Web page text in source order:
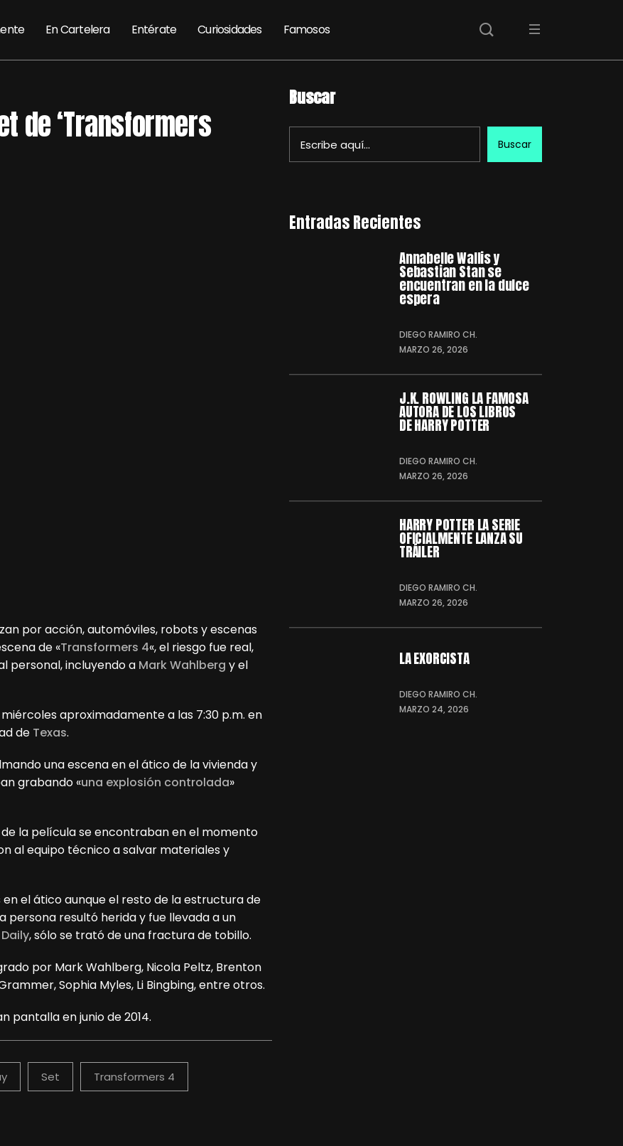
En Cartelera Entérate Curiosidades Famosos
de ‘Transformers
por acción, automóviles, robots y escenas
de «Transformers 4«, el riesgo fue real,
personal, incluyendo a Mark Wahlberg y el
aproximadamente a las 7:30 p.m. en
de Texas.
una escena en el ático de la vivienda y
grabando «una explosión controlada»
la película se encontraban en el momento
al equipo técnico a salvar materiales y
el ático aunque el resto de la estructura de
persona resultó herida y fue llevada a un
, sólo se trató de una fractura de tobillo.
por Mark Wahlberg, Nicola Peltz, Brenton
Sophia Myles, Li Bingbing, entre otros.
pantalla en junio de 2014.
Set Transformers 4
Buscar
Buscar
Entradas Recientes
Annabelle Wallis y
Sebastian Stan se
encuentran en la dulce
espera
DIEGO RAMIRO CH.
MARZO 26, 2026
J.K. ROWLING LA FAMOSA
AUTORA DE LOS LIBROS
DE HARRY POTTER
DIEGO RAMIRO CH.
MARZO 26, 2026
HARRY POTTER LA SERIE
OFICIALMENTE LANZA SU
TRÁILER
DIEGO RAMIRO CH.
MARZO 26, 2026
LA EXORCISTA
DIEGO RAMIRO CH.
MARZO 24, 2026